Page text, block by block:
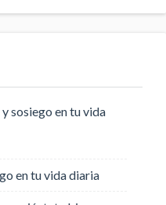
y sosiego en tu vida
en tu vida diaria